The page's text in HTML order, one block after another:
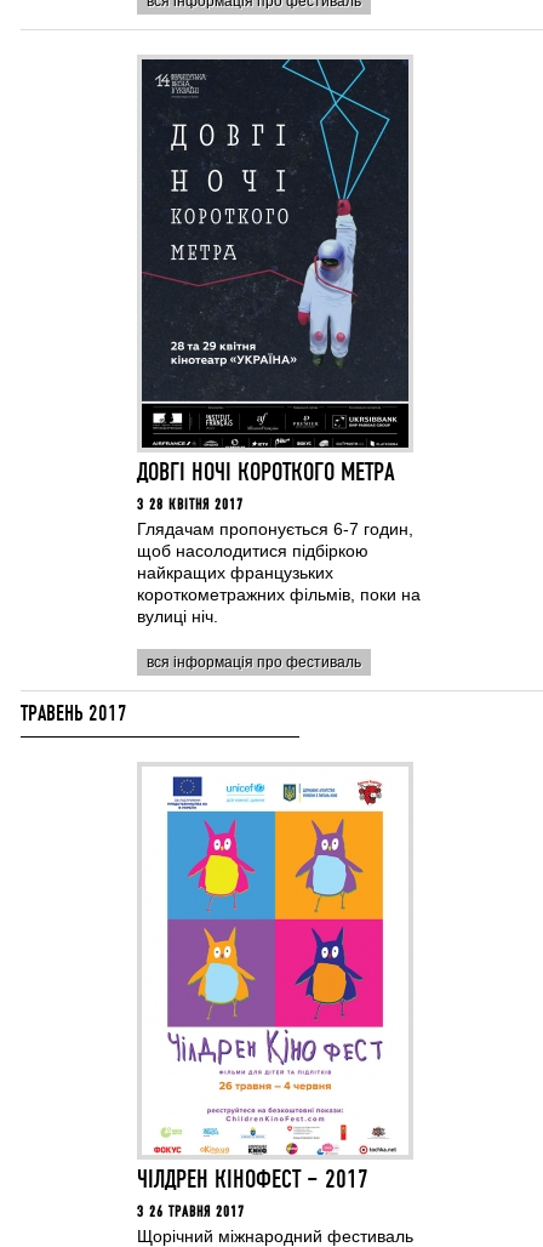
ДОВГІ НОЧІ КОРОТКОГО МЕТРА
З 28 КВІТНЯ 2017
Глядачам пропонується 6-7 годин,
щоб насолодитися підбіркою
найкращих французьких
короткометражних фільмів, поки на
вулиці ніч.
вся інформація про фестиваль
ТРАВЕНЬ 2017
ЧІЛДРЕН КІНОФЕСТ – 2017
З 26 ТРАВНЯ 2017
Щорічний міжнародний фестиваль